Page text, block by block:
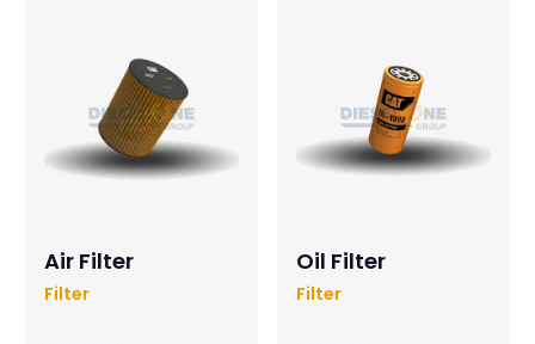
Air Filter
Filter
Oil Filter
Filter